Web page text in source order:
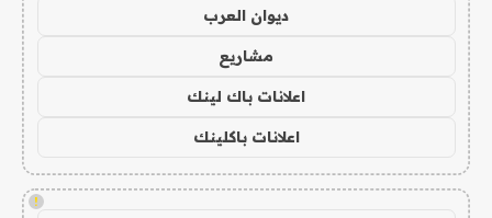
ديوان العرب
مشاريع
اعلانات باك لينك
اعلانات باكلينك
!